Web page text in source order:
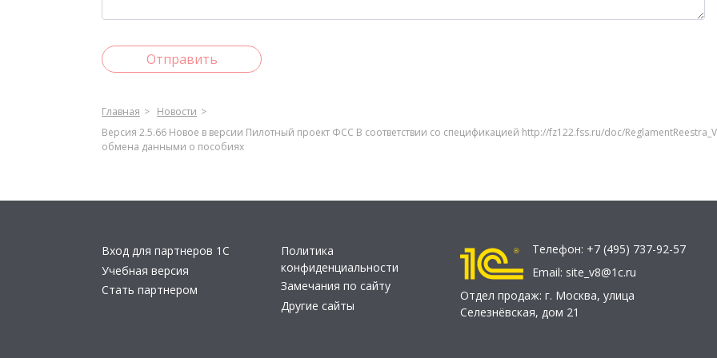
Отправить
Главная
Новости
Версия 2.5.66 Новое в версии Пилотный проект ФСС В соответствии со спецификацией http://fz122.fss.ru/doc/
обмена данными о пособиях
Вход для партнеров 1С
Учебная версия
Стать партнером
Политика
конфиденциальности
Замечания по сайту
Другие сайты
Телефон: +7 (495) 737-92-57
Email: site_v8@1c.ru
Отдел продаж: г. Москва, улица
Селезнёвская, дом 21